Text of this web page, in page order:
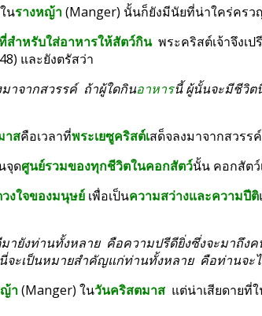
นรางหญ้า (Manger) นั้นก็ยังมีนัยที่น่าใคร่ครว
สำหรับใส่อาหารให้สัตว์กิน
พระคริสต์เจ้าจึงเป
และยังตรัสว่า
าจากสวรรค์  ถ้าผู้ใดกินอาหารนี้ ผู้นั้นจะมีชีวิต
าสคือเวลาที่พระเยซูคริสต์เสด็จลงมาจากสวรร
จุดศูนย์รวมของทุกชีวิตในคอกสัตว์นั้น คอกสัต
งใจของมนุษย์ เพื่อเป็นความสว่างและความปีติ
มายังท่านทั้งหลาย  คือความปรีดียิ่งซึ่งจะมาถึ
นี่จะเป็นหมายสำคัญแก่ท่านทั้งหลาย  คือท่าน
า (Manger) ในวันคริสตมาส
แต่น่าเสียดาย